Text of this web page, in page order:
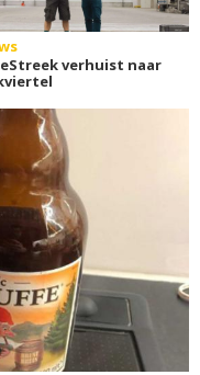
verhuist naar